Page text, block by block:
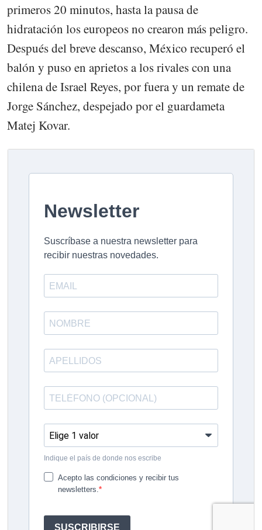
primeros 20 minutos, hasta la pausa de
hidratación los europeos no crearon más peligro.
Después del breve descanso, México recuperó el
balón y puso en aprietos a los rivales con una
chilena de Israel Reyes, por fuera y un remate de
Jorge Sánchez, despejado por el guardameta
Matej Kovar.